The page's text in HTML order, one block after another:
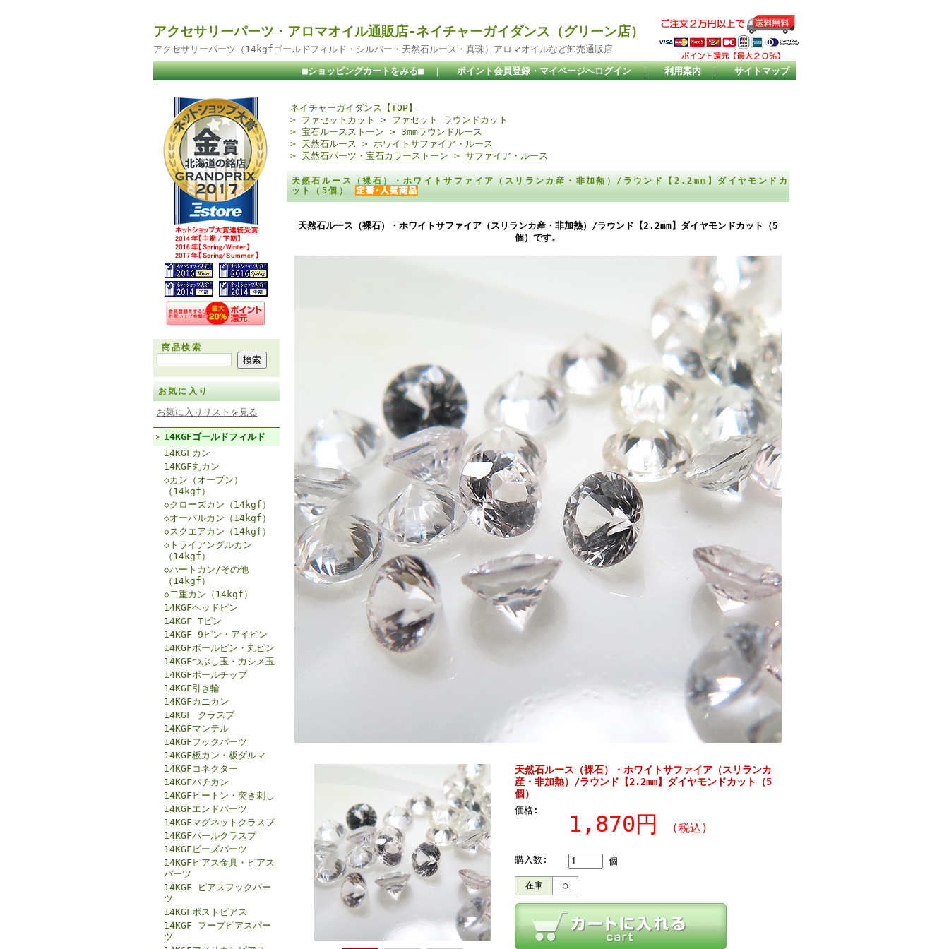
アクセサリーパーツ・アロマオイル通販店-ネイチャーガイダンス（グリーン店）
アクセサリーパーツ（14kgfゴールドフィルド・シルバー・天然石ルース・真珠）アロマオイルなど卸売通販店
■ショッピングカートをみる■ ｜ ポイント会員登録・マイページへログイン ｜ 利用案内 ｜ サイトマップ
商品検索
お気に入り
お気に入りリストを見る
14KGFゴールドフィルド
14KGFカン
14KGF丸カン
◇カン（オープン）
（14kgf）
◇クローズカン（14kgf）
◇オーバルカン（14kgf）
◇スクエアカン（14kgf）
◇トライアングルカン
（14kgf）
◇ハートカン/その他
（14kgf）
◇二重カン（14kgf）
14KGFヘッドピン
14KGF Tピン
14KGF 9ピン・アイピン
14KGFボールピン・丸ピン
14KGFつぶし玉・カシメ玉
14KGFボールチップ
14KGF引き輪
14KGFカニカン
14KGF クラスプ
14KGFマンテル
14KGFフックパーツ
14KGF板カン・板ダルマ
14KGFコネクター
14KGFバチカン
14KGFヒートン・突き刺し
14KGFエンドパーツ
14KGFマグネットクラスプ
14KGFパールクラスプ
14KGFビーズパーツ
14KGFピアス金具・ピアス
パーツ
14KGF ピアスフックパー
ツ
14KGFポストピアス
14KGF フープピアスパー
ツ
ネイチャーガイダンス【TOP】
> ファセットカット > ファセット ラウンドカット
> 宝石ルースストーン > 3mmラウンドルース
> 天然石ルース > ホワイトサファイア・ルース
> 天然石パーツ・宝石カラーストーン > サファイア・ルース
天然石ルース（裸石）・ホワイトサファイア（スリランカ産・非加熱）/ラウンド【2.2mm】ダイヤモンドカ
ット（5個）
天然石ルース（裸石）・ホワイトサファイア（スリランカ産・非加熱）/ラウンド【2.2mm】ダイヤモンドカット（5
個）です。
天然石ルース（裸石）・ホワイトサファイア（スリランカ
産・非加熱）/ラウンド【2.2mm】ダイヤモンドカット（5
個）
価格:
1,870円 (税込)
購入数: 個
在庫 ○